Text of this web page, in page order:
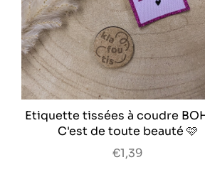
Etiquette tissées à coudre
C'est de toute beauté 🩷
€1,39